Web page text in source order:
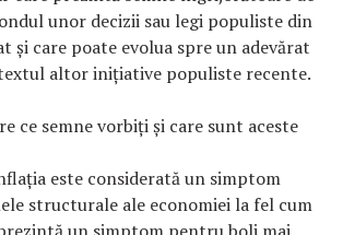
unor decizii sau legi populiste din
și care poate evolua spre un adevărat
altor inițiative populiste recente.
ce semne vorbiți și care sunt aceste
este considerată un simptom
structurale ale economiei la fel cum